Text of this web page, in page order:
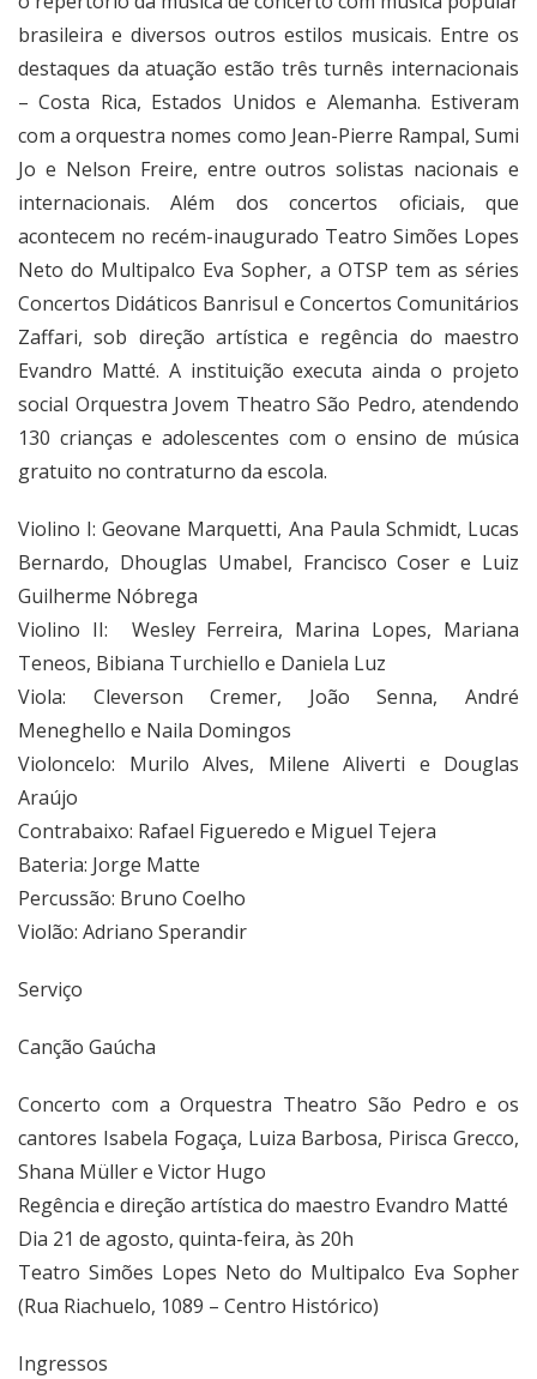
brasileira e diversos outros estilos musicais. Entre os
destaques da atuação estão três turnês internacionais
– Costa Rica, Estados Unidos e Alemanha. Estiveram
com a orquestra nomes como Jean-Pierre Rampal, Sumi
Jo e Nelson Freire, entre outros solistas nacionais e
internacionais. Além dos concertos oficiais, que
acontecem no recém-inaugurado Teatro Simões Lopes
Neto do Multipalco Eva Sopher, a OTSP tem as séries
Concertos Didáticos Banrisul e Concertos Comunitários
Zaffari, sob direção artística e regência do maestro
Evandro Matté. A instituição executa ainda o projeto
social Orquestra Jovem Theatro São Pedro, atendendo
130 crianças e adolescentes com o ensino de música
gratuito no contraturno da escola.
Violino I: Geovane Marquetti, Ana Paula Schmidt, Lucas
Bernardo, Dhouglas Umabel, Francisco Coser e Luiz
Guilherme Nóbrega
Violino II: Wesley Ferreira, Marina Lopes, Mariana
Teneos, Bibiana Turchiello e Daniela Luz
Viola: Cleverson Cremer, João Senna, André
Meneghello e Naila Domingos
Violoncelo: Murilo Alves, Milene Aliverti e Douglas
Araújo
Contrabaixo: Rafael Figueredo e Miguel Tejera
Bateria: Jorge Matte
Percussão: Bruno Coelho
Violão: Adriano Sperandir
Serviço
Canção Gaúcha
Concerto com a Orquestra Theatro São Pedro e os
cantores Isabela Fogaça, Luiza Barbosa, Pirisca Grecco,
Shana Müller e Victor Hugo
Regência e direção artística do maestro Evandro Matté
Dia 21 de agosto, quinta-feira, às 20h
Teatro Simões Lopes Neto do Multipalco Eva Sopher
(Rua Riachuelo, 1089 – Centro Histórico)
Ingressos